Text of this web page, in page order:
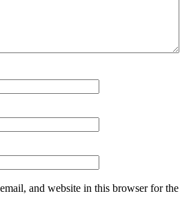
and website in this browser for